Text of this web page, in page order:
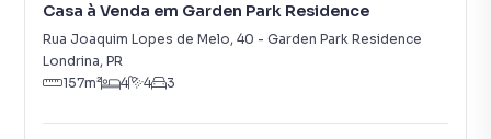
Casa à Venda em Garden Park Residence
Rua Joaquim Lopes de Melo, 40 - Garden Park Residence
Londrina, PR
157m² 4 4 3